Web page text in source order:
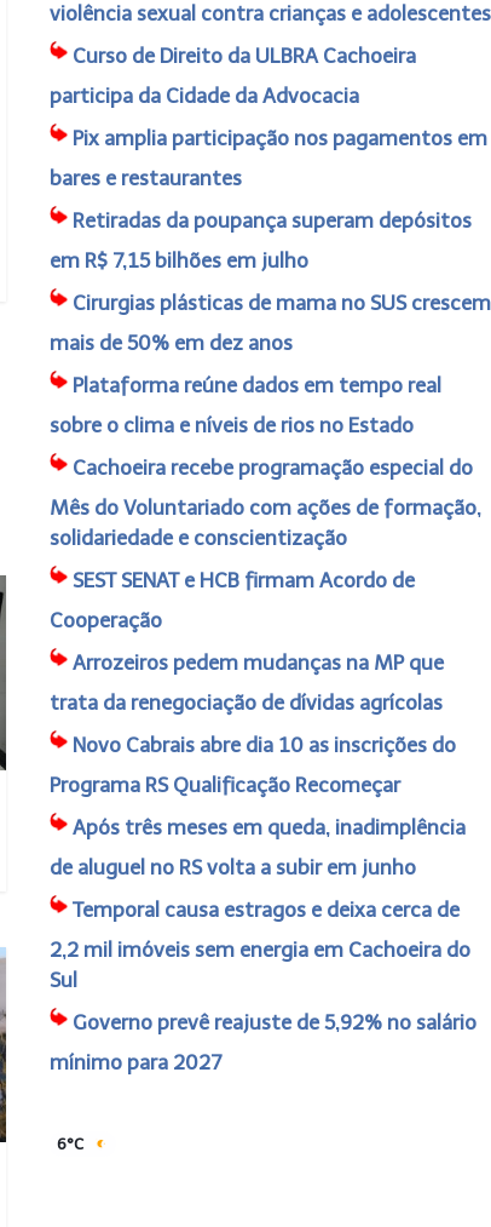
violência sexual contra crianças e adolescentes
Curso de Direito da ULBRA Cachoeira
participa da Cidade da Advocacia
Pix amplia participação nos pagamentos em
bares e restaurantes
Retiradas da poupança superam depósitos
em R$ 7,15 bilhões em julho
Cirurgias plásticas de mama no SUS crescem
mais de 50% em dez anos
Plataforma reúne dados em tempo real
sobre o clima e níveis de rios no Estado
Cachoeira recebe programação especial do
Mês do Voluntariado com ações de formação,
solidariedade e conscientização
SEST SENAT e HCB firmam Acordo de
Cooperação
Arrozeiros pedem mudanças na MP que
trata da renegociação de dívidas agrícolas
Novo Cabrais abre dia 10 as inscrições do
Programa RS Qualificação Recomeçar
Após três meses em queda, inadimplência
de aluguel no RS volta a subir em junho
Temporal causa estragos e deixa cerca de
2,2 mil imóveis sem energia em Cachoeira do
Sul
Governo prevê reajuste de 5,92% no salário
mínimo para 2027
6°C